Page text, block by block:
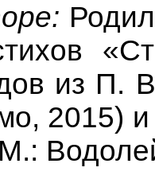
из П.
2015) и